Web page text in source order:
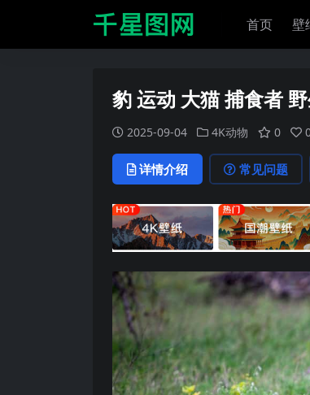
首页 壁
豹 运动 大猫 捕食者
2025-09-04 4K动物 0
详情介绍 常见问题